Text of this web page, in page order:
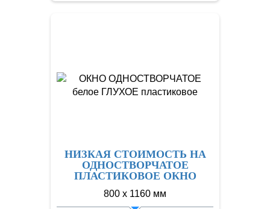
НИЗКАЯ СТОИМОСТЬ НА
ОДНОСТВОРЧАТОЕ
ПЛАСТИКОВОЕ ОКНО
800 x 1160 мм